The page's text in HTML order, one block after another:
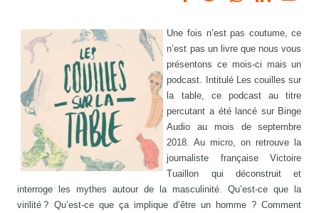
Une fois n’est pas coutume, ce
n’est pas un livre que nous vous
présentons ce mois-ci mais un
podcast. Intitulé Les couilles sur
la table, ce podcast au titre
percutant a été lancé sur Binge
Audio au mois de septembre
2018. Au micro, on retrouve la
journaliste française Victoire
Tuaillon qui déconstruit et
interroge les mythes autour de la masculinité. Qu’est-ce que la
virilité ? Qu’est-ce que ça implique d’être un homme ? Comment